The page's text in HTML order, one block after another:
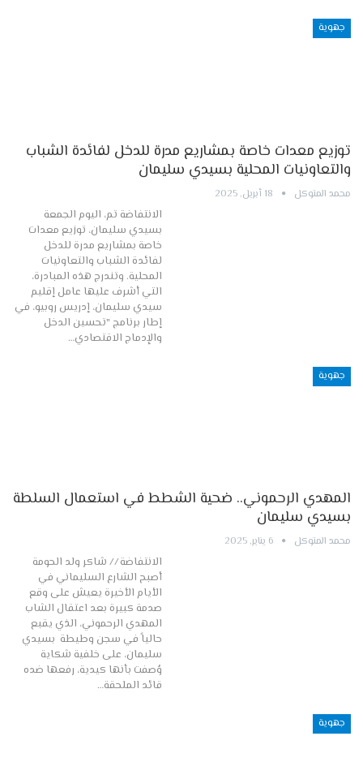
جهوية
توزيع معدات خاصة بمشاريع مدرة للدخل لفائدة الشباب
والتعاونيات المحلية بسيدي سليمان
محمد المتوكل 18 أبريل, 2025
الانتفاضة تم، اليوم الجمعة
بسيدي سليمان، توزيع معدات
خاصة بمشاريع مدرة للدخل
لفائدة الشباب والتعاونيات
المحلية. وتندرج هذه المبادرة،
التي أشرف عليها عامل إقليم
سيدي سليمان، إدريس روبيو، في
إطار برنامج "تحسين الدخل
والإدماج الاقتصادي…
جهوية
المهدي الرحموني.. ضحية الشطط في استعمال السلطة
بسيدي سليمان
محمد المتوكل 6 يناير, 2025
الانتفاضة // شاكر ولد الحومة
أصبح الشارع السليماني في
الأيام الأخيرة يعيش على وقع
صدمة كبيرة بعد اعتقال الشاب
المهدي الرحموني، الذي يقبع
حالياً في سجن وطيطة بسيدي
سليمان، على خلفية شكاية
وُصفت بأنها كيدية، رفعها ضده
قائد الملحقة…
جهوية